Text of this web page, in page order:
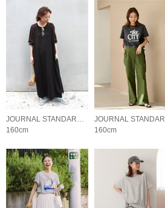
JOURNAL STANDARD relume LADYS
160cm
160cm